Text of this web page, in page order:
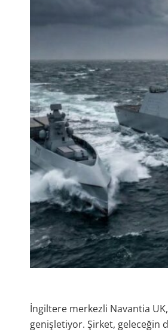
İngiltere merkezli Navantia
genişletiyor. Şirket, geleceğin